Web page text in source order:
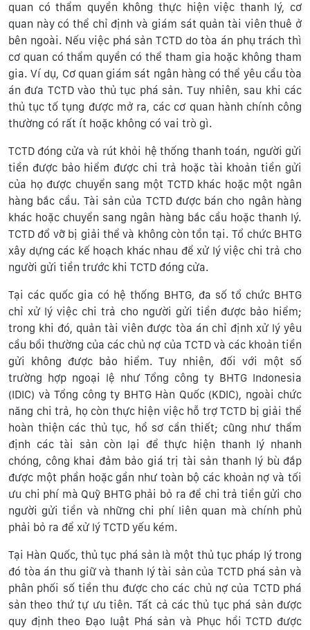
quan có thẩm quyền không thực hiện việc thanh lý, cơ
quan này có thể chỉ định và giám sát quản tài viên thuê ở
bên ngoài. Nếu việc phá sản TCTD do tòa án phụ trách thì
cơ quan có thẩm quyền có thể tham gia hoặc không tham
gia. Ví dụ, Cơ quan giám sát ngân hàng có thể yêu cầu tòa
án đưa TCTD vào thủ tục phá sản. Tuy nhiên, sau khi các
thủ tục tố tụng được mở ra, các cơ quan hành chính công
thường có rất ít hoặc không có vai trò gì.
TCTD đóng cửa và rút khỏi hệ thống thanh toán, người gửi
tiền được bảo hiểm được chi trả hoặc tài khoản tiền gửi
của họ được chuyển sang một TCTD khác hoặc một ngân
hàng bắc cầu. Tài sản của TCTD được bán cho ngân hàng
khác hoặc chuyển sang ngân hàng bắc cầu hoặc thanh lý.
TCTD đổ vỡ bị giải thể và không còn tồn tại. Tổ chức BHTG
xây dựng các kế hoạch khác nhau để xử lý việc chi trả cho
người gửi tiền trước khi TCTD đóng cửa.
Tại các quốc gia có hệ thống BHTG, đa số tổ chức BHTG
chỉ xử lý việc chi trả cho người gửi tiền được bảo hiểm;
trong khi đó, quản tài viên được tòa án chỉ định xử lý yêu
cầu bồi thường của các chủ nợ của TCTD và các khoản tiền
gửi không được bảo hiểm. Tuy nhiên, đối với một số
trường hợp ngoại lệ như Tổng công ty BHTG Indonesia
(IDIC) và Tổng công ty BHTG Hàn Quốc (KDIC), ngoài chức
năng chi trả, họ còn thực hiện việc hỗ trợ TCTD bị giải thể
hoàn thiện các thủ tục, hồ sơ cần thiết; cũng như thẩm
định các tài sản còn lại để thực hiện thanh lý nhanh
chóng, công khai đảm bảo giá trị tài sản thanh lý bù đắp
được một phần hoặc gần như toàn bộ các khoản nợ và tối
ưu chi phí mà Quỹ BHTG phải bỏ ra để chi trả tiền gửi cho
người gửi tiền và những chi phí liên quan mà chính phủ
phải bỏ ra để xử lý TCTD yếu kém.
Tại Hàn Quốc, thủ tục phá sản là một thủ tục pháp lý trong
đó tòa án thu giữ và thanh lý tài sản của TCTD phá sản và
phân phối số tiền thu được cho các chủ nợ của TCTD phá
sản theo thứ tự ưu tiên. Tất cả các thủ tục phá sản được
quy định theo Đạo luật Phá sản và Phục hồi TCTD được